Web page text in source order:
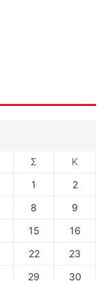
Σ
Κ
1
2
8
9
15
16
22
23
29 30